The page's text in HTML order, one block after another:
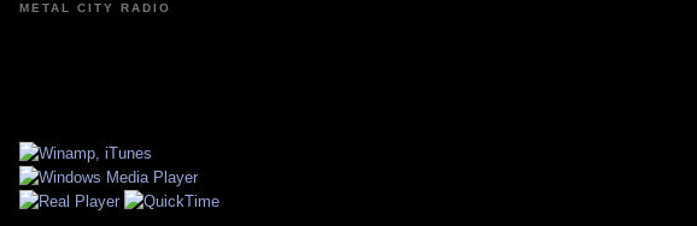
METAL CITY RADIO